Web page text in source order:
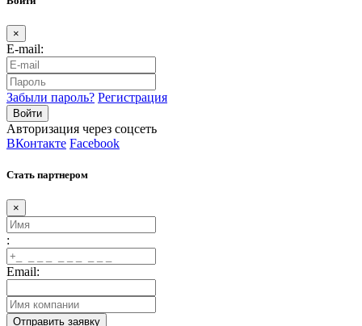
×
E-mail:
Забыли пароль? Регистрация
Авторизация через соцсеть
ВКонтакте Facebook
Стать партнером
×
:
Email: